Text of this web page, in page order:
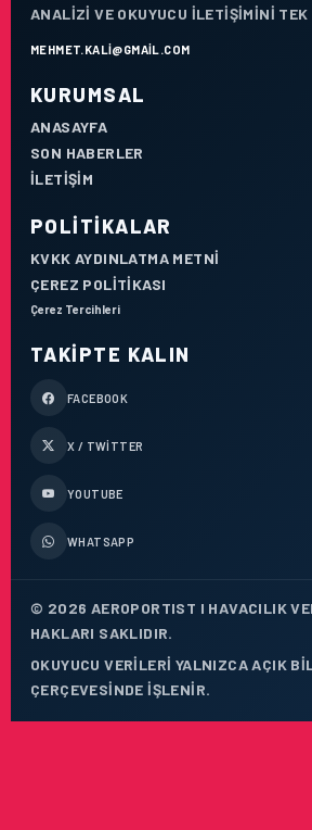
ANALIZI VE OKUYUCU ILETIŞIMINI
MEHMET.KALI@GMAIL.COM
KURUMSAL
ANASAYFA
SON HABERLER
İLETIŞIM
POLITIKALAR
KVKK AYDINLATMA METNI
ÇEREZ POLITIKASI
Çerez Tercihleri
TAKIPTE KALIN
FACEBOOK
X / TWITTER
YOUTUBE
WHATSAPP
© 2026 AEROPORTIST I HAVACILIK
HAKLARI SAKLIDIR.
OKUYUCU VERILERI YALNIZCA AÇIK
ÇERÇEVESINDE IŞLENIR.